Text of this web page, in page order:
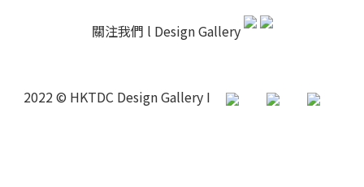
關注我們 l Design Gallery
2022 © HKTDC Design Gallery I